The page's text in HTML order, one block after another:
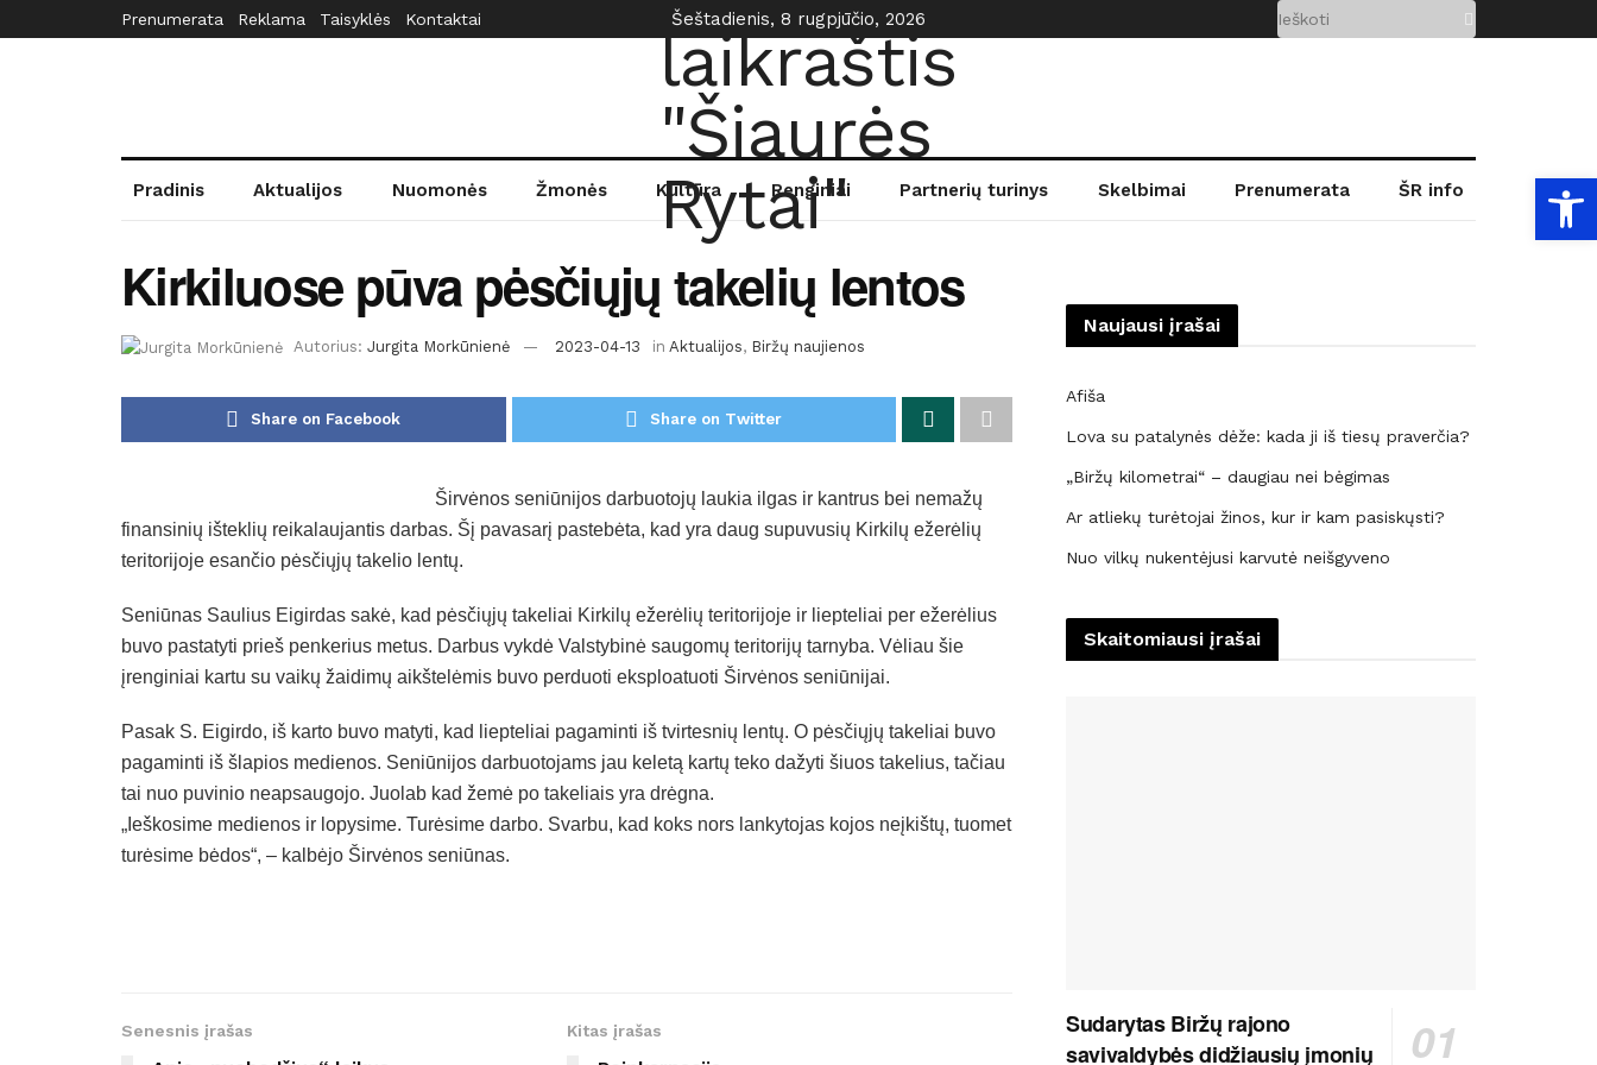
Prenumerata Reklama Taisyklės Kontaktai Šeštadienis, 8 rugpjūčio, 2026
Pradinis Aktualijos Nuomonės Žmonės Kultūra Renginiai Partnerių turinys Skelbimai Prenumerata ŠR info
Kirkiluose pūva pėsčiųjų takelių lentos
Autorius: Jurgita Morkūnienė 2023-04-13 in Aktualijos, Biržų naujienos
Share on Facebook Share on Twitter
Širvėnos seniūnijos darbuotojų laukia ilgas ir kantrus bei nemažų
finansinių išteklių reikalaujantis darbas. Šį pavasarį pastebėta, kad yra daug supuvusių Kirkilų ežerėlių
teritorijoje esančio pėsčiųjų takelio lentų.
Seniūnas Saulius Eigirdas sakė, kad pėsčiųjų takeliai Kirkilų ežerėlių teritorijoje ir liepteliai per ežerėlius
buvo pastatyti prieš penkerius metus. Darbus vykdė Valstybinė saugomų teritorijų tarnyba. Vėliau šie
įrenginiai kartu su vaikų žaidimų aikštelėmis buvo perduoti eksploatuoti Širvėnos seniūnijai.
Pasak S. Eigirdo, iš karto buvo matyti, kad liepteliai pagaminti iš tvirtesnių lentų. O pėsčiųjų takeliai buvo
pagaminti iš šlapios medienos. Seniūnijos darbuotojams jau keletą kartų teko dažyti šiuos takelius, tačiau
tai nuo puvinio neapsaugojo. Juolab kad žemė po takeliais yra drėgna.
„Ieškosime medienos ir lopysime. Turėsime darbo. Svarbu, kad koks nors lankytojas kojos neįkištų, tuomet
turėsime bėdos“, – kalbėjo Širvėnos seniūnas.
Senesnis įrašas Kitas įrašas
Naujausi įrašai
Afiša
Lova su patalynės dėže: kada ji iš tiesų praverčia?
„Biržų kilometrai“ – daugiau nei bėgimas
Ar atliekų turėtojai žinos, kur ir kam pasiskųsti?
Nuo vilkų nukentėjusi karvutė neišgyveno
Skaitomiausi įrašai
Sudarytas Biržų rajono
savivaldybės didžiausių įmonių